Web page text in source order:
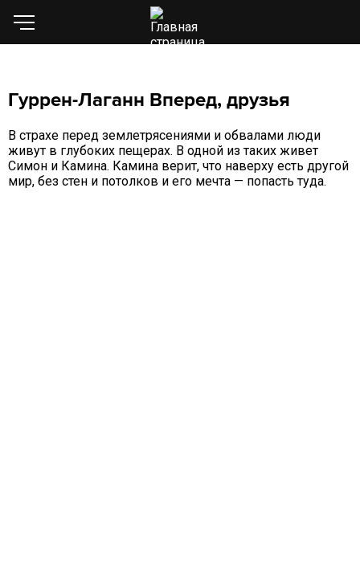
Гуррен-Лаганн Вперед, друзья
В страхе перед землетрясениями и обвалами люди
живут в глубоких пещерах. В одной из таких живет
Симон и Камина. Камина верит, что наверху есть другой
мир, без стен и потолков и его мечта — попасть туда.